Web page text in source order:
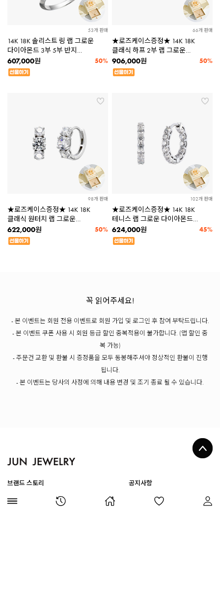
53개 판매
14K 18K 솔리스트 링 랩 그로운
다이아몬드 3부 5부 반지
LDBCR201 [2종택1]★
로즈케이스증정★
50%
607,000원
66개 판매
★로즈케이스증정★ 14K 18K
클래식 하프 2부 랩 그로운
다이아몬드 반지 LDBCR212
50%
906,000원
98개 판매
★로즈케이스증정★ 14K 18K
클래식 원터치 랩 그로운
다이아몬드 귀걸이 LDBCE192
50%
622,000원
102개 판매
★로즈케이스증정★ 14K 18K
테니스 랩 그로운 다이아몬드
귀걸이 LDBDE435
45%
624,000원
꼭 읽어주세요!
- 본 이벤트는 회원 전용 이벤트로 회원 가입 및 로그인 후 참여 부탁드립니다.
- 본 이벤트 쿠폰 사용 시 회원 등급 할인 중복적용이 불가합니다. (앱 할인 중
복 가능)
- 주문건 교환 및 환불 시 증정품을 모두 동봉해주셔야 정상적인 환불이 진행
됩니다.
- 본 이벤트는 당사의 사정에 의해 내용 변경 및 조기 종료 될 수 있습니다.
브랜드 스토리
공지사항
회원혜택